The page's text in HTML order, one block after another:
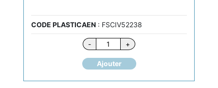
CODE PLASTICAEN : FSCIV52238
-
quantité
de
PASSE-
2238
+
Ajouter